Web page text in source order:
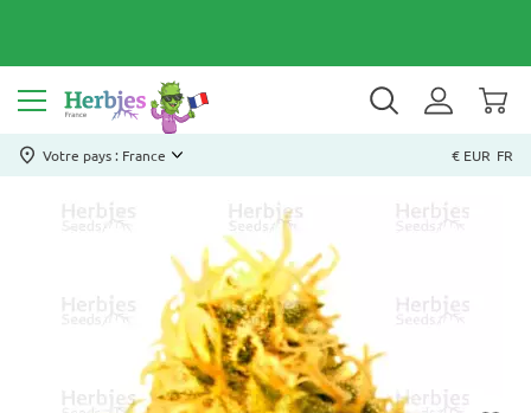
Votre pays : France € EUR FR